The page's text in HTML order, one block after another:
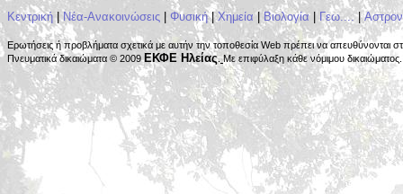
Κεντρική|Νέα-Ανακοινώσεις Φυσική|Χημεία | Βιολογία Γεω....|
Ερωτήσεις ή προβλήματα σχετικά με αυτήν την τοποθεσία Web πρέπει να απευθύνονται
Πνευματικά δικαιώματα © 2009ΕΚΦΕ Ηλείας. Με επιφύλαξη κάθε νόμιμου